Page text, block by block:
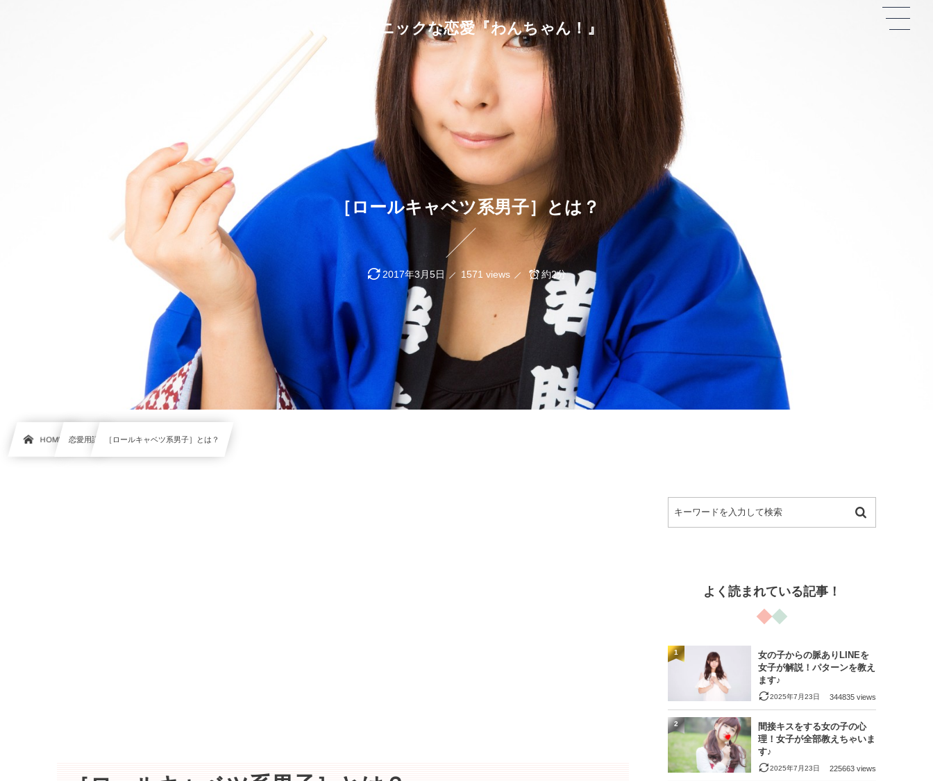
プラトニックな恋愛『わんちゃん！』
［ロールキャベツ系男子］とは？
2017年3月5日 1571 views 約2分
HOME 恋愛用語 ［ロールキャベツ系男子］とは？
よく読まれている記事！
女の子からの脈ありLINEを
女子が解説！パターンを教え
ます♪
2025年7月23日 344835 views
1
間接キスをする女の子の心
理！女子が全部教えちゃいま
す♪
2025年7月23日 225663 views
2